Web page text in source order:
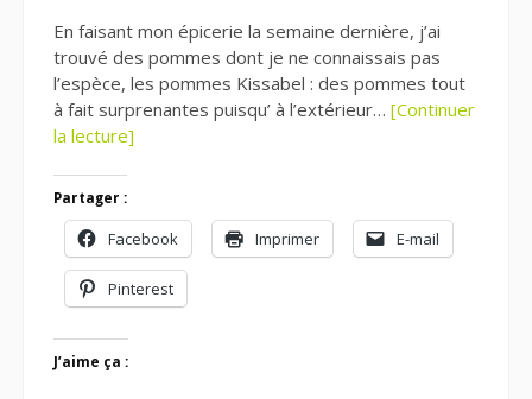
En faisant mon épicerie la semaine dernière, j’ai
trouvé des pommes dont je ne connaissais pas
l’espèce, les pommes Kissabel : des pommes tout
à fait surprenantes puisqu’ à l’extérieur… [Continuer
la lecture]
Partager :
Facebook Imprimer E-mail
Pinterest
J’aime ça :